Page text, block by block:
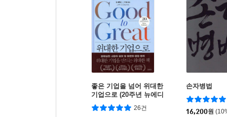
좋은 기업을 넘어 위대한
기업으로 (20주년 뉴에디
션)
26건
손자병법
16,200원